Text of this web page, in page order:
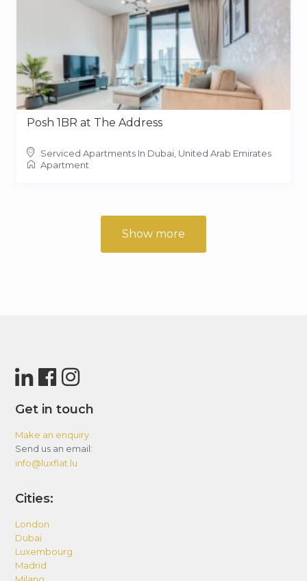
Posh 1BR at The Address
Serviced Apartments In Dubai, United Arab Emirates
Apartment
Show more
Get in touch
Make an enquiry
Send us an email:
info@luxflat.lu
Cities:
London
Dubai
Luxembourg
Madrid